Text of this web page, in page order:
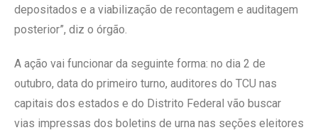
depositados e a viabilização de recontagem e auditagem
posterior”, diz o órgão.
A ação vai funcionar da seguinte forma: no dia 2 de
outubro, data do primeiro turno, auditores do TCU nas
capitais dos estados e do Distrito Federal vão buscar
vias impressas dos boletins de urna nas seções eleitores